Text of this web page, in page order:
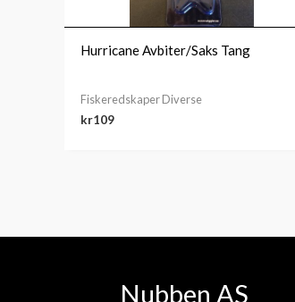
Hurricane Avbiter/Saks Tang
Fiskeredskaper Diverse
kr109
Nubben AS